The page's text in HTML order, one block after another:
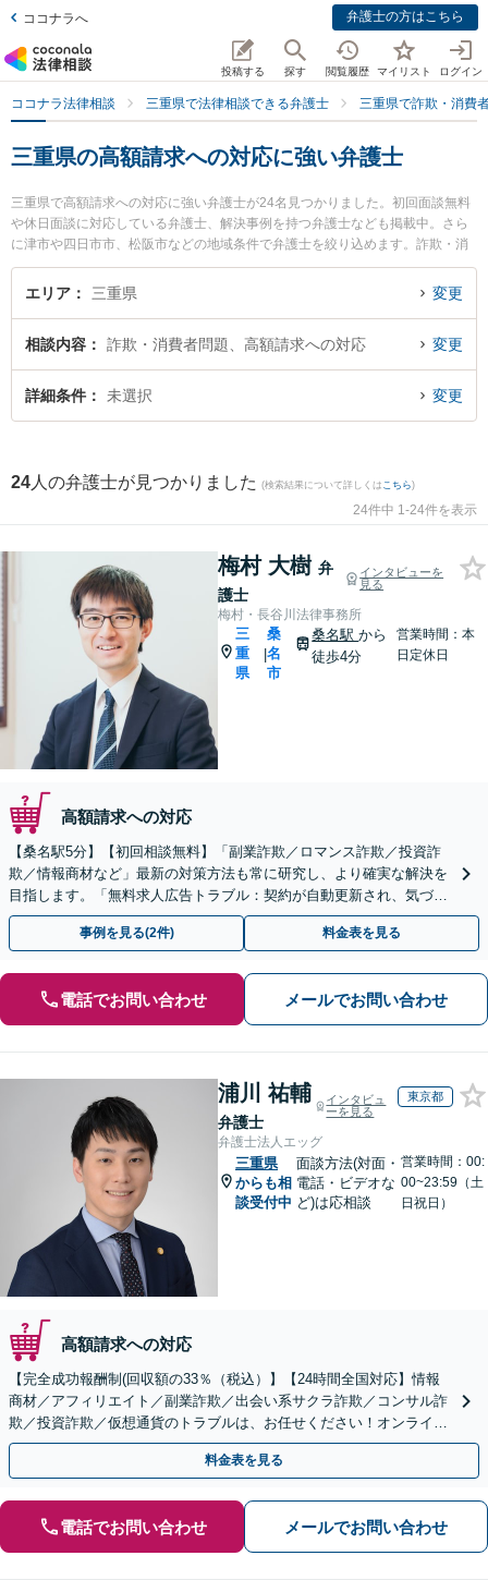
ココナラへ 弁護士の方はこちら
投稿する 探す 閲覧履歴 マイリスト ログイン
ココナラ法律相談 三重県で法律相談できる弁護士 三重県で詐欺・消費
三重県の高額請求への対応に強い弁護士
三重県で高額請求への対応に強い弁護士が24名見つかりました。初回面談無料
や休日面談に対応している弁護士、解決事例を持つ弁護士なども掲載中。さら
に津市や四日市市、松阪市などの地域条件で弁護士を絞り込めます。詐欺・消
費者問題に関係する投資詐欺や副業詐欺、FX詐欺等の細かな分野での絞り込み
検索もでき便利です。特に梅村・長谷川法律事務所の梅村 大樹弁護士や弁護士
『三重県で土日や夜間に発生した高額請求への対応のトラブルを今すぐに弁護
士に相談したい』『高額請求への対応のトラブル解決の実績豊富な近くの弁護
士を検索したい』『初回相談無料で高額請求への対応を法律相談できる三重県
エリア 三重県 変更
相談内容 詐欺・消費者問題、高額請求への対応 変更
詳細条件 未選択 変更
24 人の弁護士が見つかりました (検索結果について詳しくは こちら)
24件中 1-24件を表示
梅村 大樹 弁
護士
インタビューを
見る
梅村・長谷川法律事務所
三
重
県
|
桑
名
市
桑名駅から
徒歩4分
営業時間：本
日定休日
高額請求への対応
【桑名駅5分】【初回相談無料】「副業詐欺／ロマンス詐欺／投資詐
欺／情報商材など」最新の対策方法も常に研究し、より確実な解決を
目指します。「無料求人広告トラブル：契約が自動更新され、気づい
たときには高額請求に発展してしまった事例など」
事例を見る(2件) 料金表を見る
電話でお問い合わせ メールでお問い合わせ
浦川 祐輔
弁護士
インタビュ
ーを見る
東京都
弁護士法人エッグ
三重県
からも相
談受付中
面談方法(対面・
電話・ビデオな
ど)は応相談
営業時間：00:
00~23:59（土
日祝日）
高額請求への対応
【完全成功報酬制(回収額の33％（税込）】【24時間全国対応】情報
商材／アフィリエイト／副業詐欺／出会い系サクラ詐欺／コンサル詐
欺／投資詐欺／仮想通貨のトラブルは、お任せください！オンライン
のみで解決も可能！
料金表を見る
電話でお問い合わせ メールでお問い合わせ